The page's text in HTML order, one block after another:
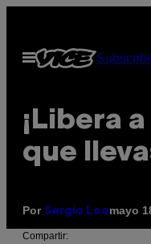
contenido
Abrir
Menú
¡Libera
que
Por Sergio Loomayo
Compartir: